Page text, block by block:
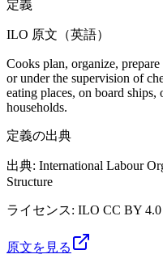
定義
ILO 原文（英語）
Cooks plan, organize,
or under the supervision of
eating places, on board ships,
households.
定義の出典
出典: International Labour
Structure
ライセンス: ILO CC BY 4.0
原文を見る